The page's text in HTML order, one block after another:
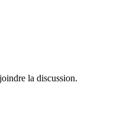
la discussion.